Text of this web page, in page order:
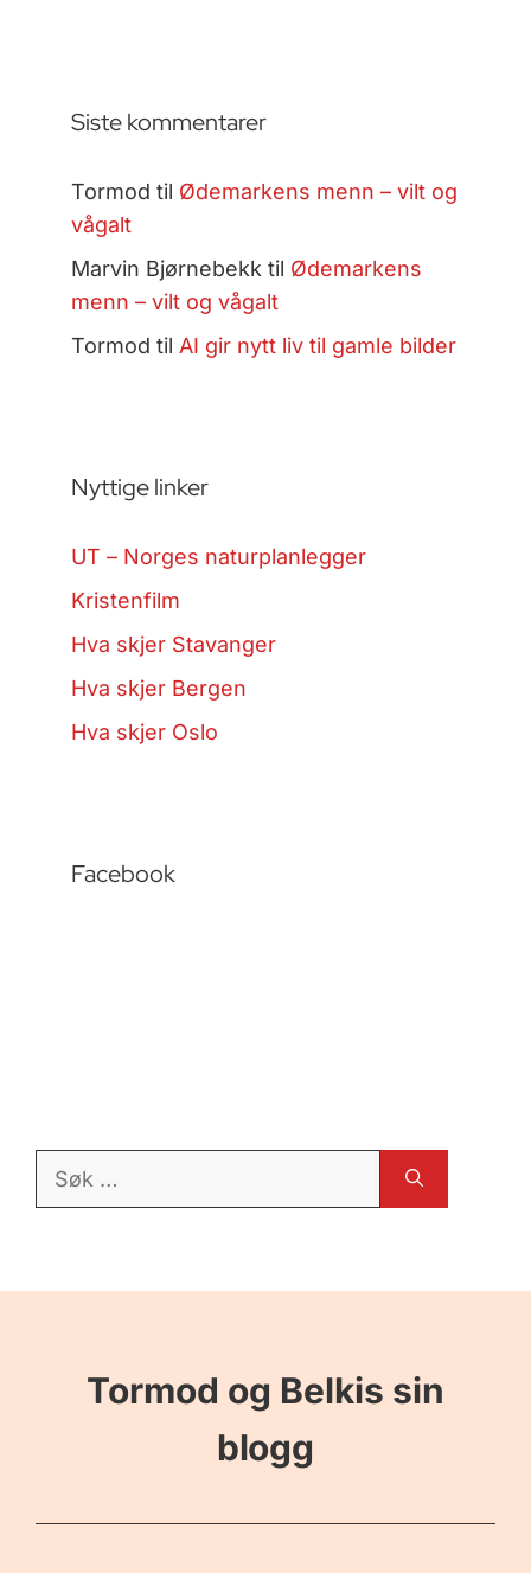
Siste kommentarer
Tormod til Ødemarkens menn – vilt og
vågalt
Marvin Bjørnebekk til Ødemarkens
menn – vilt og vågalt
Tormod til AI gir nytt liv til gamle bilder
Nyttige linker
UT – Norges naturplanlegger
Kristenfilm
Hva skjer Stavanger
Hva skjer Bergen
Hva skjer Oslo
Facebook
Søk
Tormod og Belkis sin
blogg